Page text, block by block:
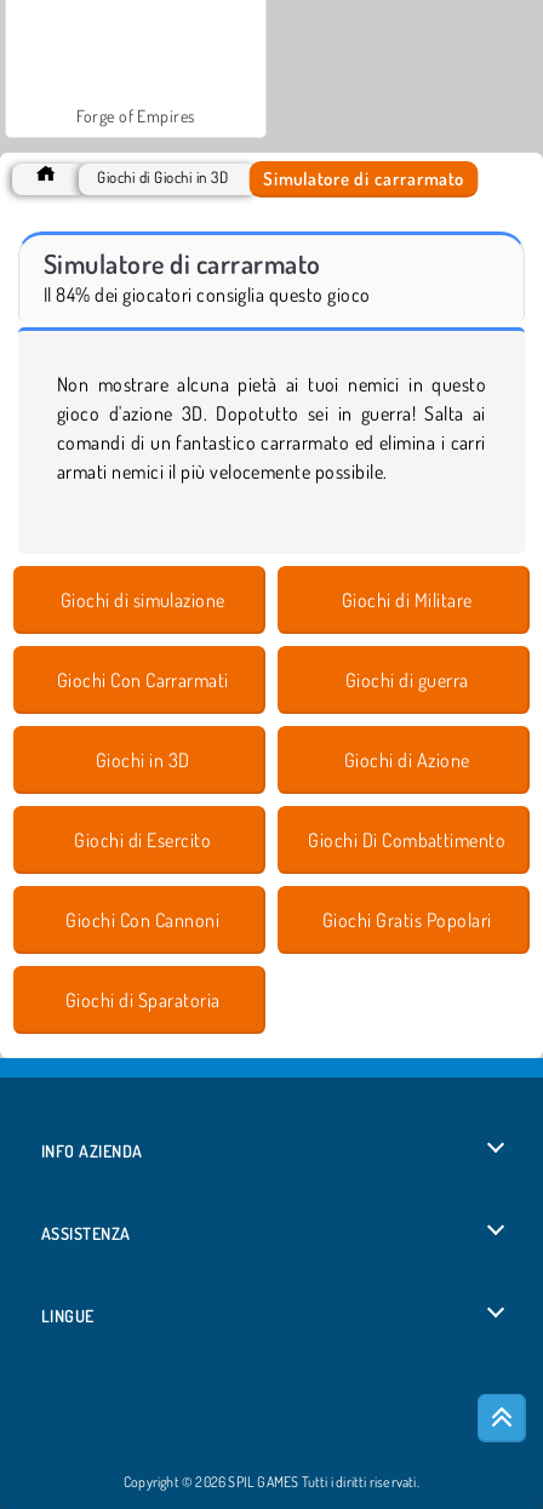
Forge of Empires
Giochi di Giochi in 3D Simulatore di carrarmato
Simulatore di carrarmato
Il 84% dei giocatori consiglia questo gioco
Non mostrare alcuna pietà ai tuoi nemici in questo
gioco d'azione 3D. Dopotutto sei in guerra! Salta ai
comandi di un fantastico carrarmato ed elimina i carri
armati nemici il più velocemente possibile.
Giochi di simulazione Giochi di Militare
Giochi Con Carrarmati Giochi di guerra
Giochi in 3D Giochi di Azione
Giochi di Esercito Giochi Di Combattimento
Giochi Con Cannoni Giochi Gratis Popolari
Giochi di Sparatoria
INFO AZIENDA
ASSISTENZA
LINGUE
Copyright © 2026 SPIL GAMES Tutti i diritti riservati.